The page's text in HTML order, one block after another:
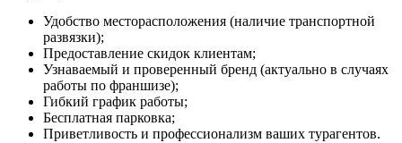
Удобство месторасположения (наличие транспортной
развязки);
Предоставление скидок клиентам;
Узнаваемый и проверенный бренд (актуально в случаях
работы по франшизе);
Гибкий график работы;
Бесплатная парковка;
Приветливость и профессионализм ваших турагентов.